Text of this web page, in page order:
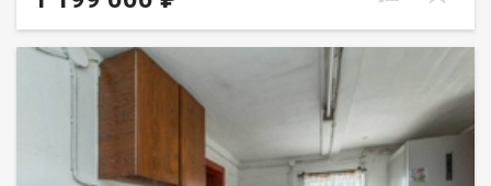
кухню общей площадью 40 квадратных метров. Это отличная
альтернатива малогабаритным квартирам! Участок земли
добавляет ценности этим квадратам.У вас появляется
уникальная возможность проводить неспешные летние
вечера, наслаждаясь газоном и цветочными клумбами в
стороне от посторонних глаз. Вы сможете построить себе
новый дом с жаркой баней. Достаточная удаленность от
дороги позволяет наслаждаться тишиной, а
асфальтированная улица - с комфортом возвращаться